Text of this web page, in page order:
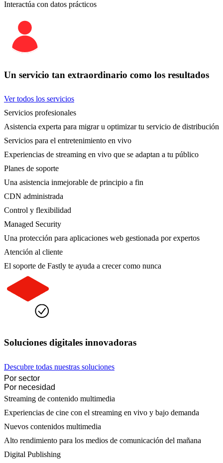
Interactúa con datos prácticos
Un servicio tan extraordinario como los resultados
Ver todos los servicios
Servicios profesionales
Asistencia experta para migrar u optimizar tu servicio de distribución
Servicios para el entretenimiento en vivo
Experiencias de streaming en vivo que se adaptan a tu público
Planes de soporte
Una asistencia inmejorable de principio a fin
CDN administrada
Control y flexibilidad
Managed Security
Una protección para aplicaciones web gestionada por expertos
Atención al cliente
El soporte de Fastly te ayuda a crecer como nunca
Soluciones digitales innovadoras
Descubre todas nuestras soluciones
Por sector
Por necesidad
Streaming de contenido multimedia
Experiencias de cine con el streaming en vivo y bajo demanda
Nuevos contenidos multimedia
Alto rendimiento para los medios de comunicación del mañana
Digital Publishing